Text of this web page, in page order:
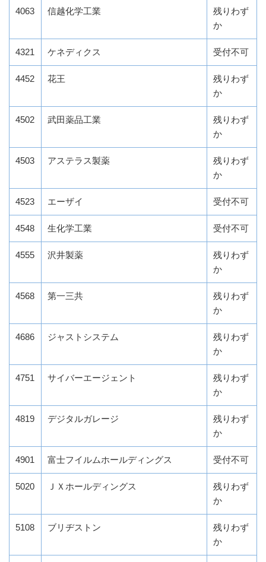
4063 信越化学工業
残りわず
か
4321 ケネディクス 受付不可
4452 花王
残りわず
か
4502 武田薬品工業
残りわず
か
4503 アステラス製薬
残りわず
か
4523 エーザイ 受付不可
4548 生化学工業 受付不可
4555 沢井製薬
残りわず
か
4568 第一三共
残りわず
か
4686 ジャストシステム
残りわず
か
4751 サイバーエージェント
残りわず
か
4819 デジタルガレージ
残りわず
か
4901 富士フイルムホールディングス 受付不可
5020 ＪＸホールディングス
残りわず
か
5108 ブリヂストン
残りわず
か